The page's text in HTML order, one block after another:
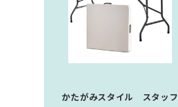
かたがみスタイル スタッフ